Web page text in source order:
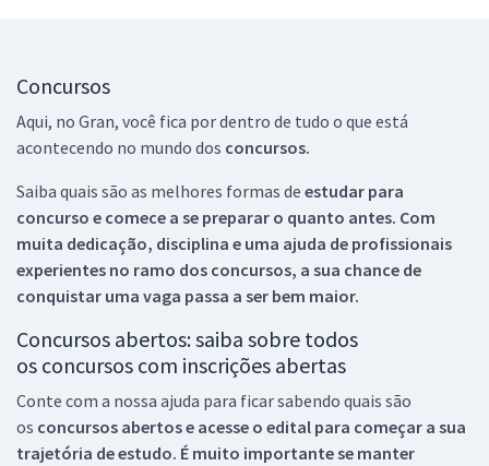
Concursos
Aqui, no Gran, você fica por dentro de tudo o que está
acontecendo no mundo dos concursos.
Saiba quais são as melhores formas de estudar para
concurso e comece a se preparar o quanto antes. Com
muita dedicação, disciplina e uma ajuda de profissionais
experientes no ramo dos concursos, a sua chance de
conquistar uma vaga passa a ser bem maior.
Concursos abertos: saiba sobre todos
os concursos com inscrições abertas
Conte com a nossa ajuda para ficar sabendo quais são
os concursos abertos e acesse o edital para começar a sua
trajetória de estudo. É muito importante se manter